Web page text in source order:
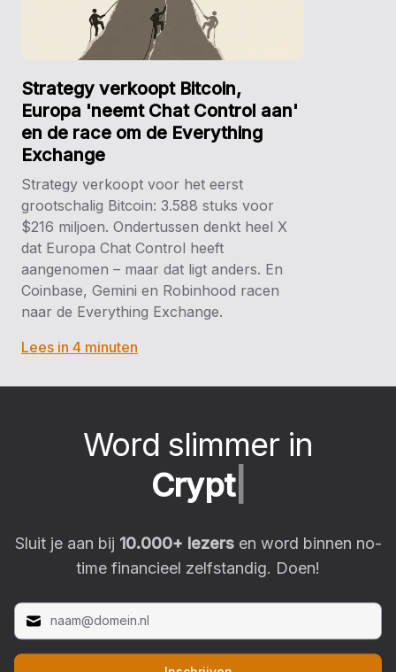
Strategy verkoopt Bitcoin,
Europa 'neemt Chat Control aan'
en de race om de Everything
Exchange
Strategy verkoopt voor het eerst
grootschalig Bitcoin: 3.588 stuks voor
$216 miljoen. Ondertussen denkt heel X
dat Europa Chat Control heeft
aangenomen – maar dat ligt anders. En
Coinbase, Gemini en Robinhood racen
naar de Everything Exchange.
Lees in 4 minuten
Word slimmer in
Crypto
Sluit je aan bij 10.000+ lezersen word binnen no-
time financieel zelfstandig. Doen!